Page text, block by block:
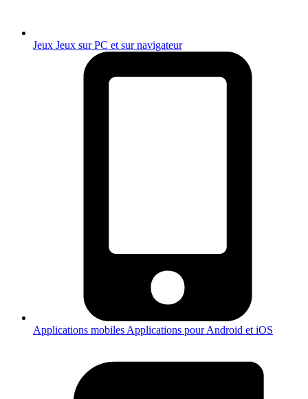
Jeux Jeux sur PC et sur navigateur
Applications mobiles Applications pour Android et iOS